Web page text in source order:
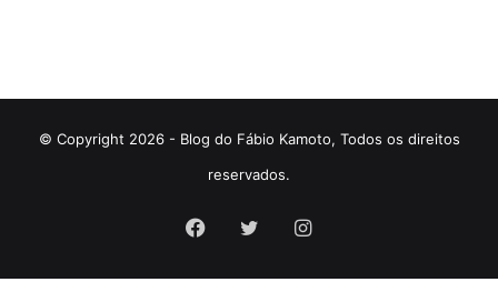
© Copyright 2026 - Blog do Fábio Kamoto, Todos os direitos
reservados.
Facebook
TwitterInstagram